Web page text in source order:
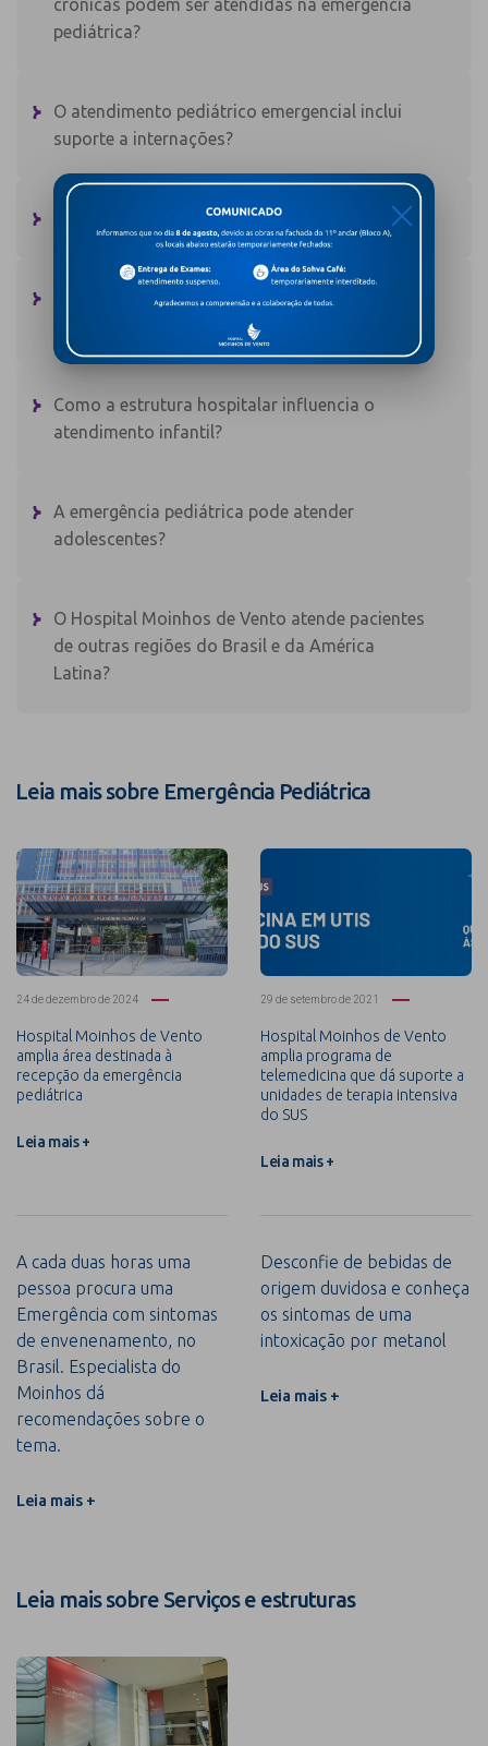
crônicas podem ser atendidas na emergência
pediátrica?
O atendimento pediátrico emergencial inclui
suporte a internações?
O que é classificação de risco em pediatria?
A emergência pediátrica oferece exames
laboratoriais e de imagem no local?
Como a estrutura hospitalar influencia o
atendimento infantil?
A emergência pediátrica pode atender
adolescentes?
O Hospital Moinhos de Vento atende pacientes
de outras regiões do Brasil e da América
Latina?
Leia mais sobre Emergência Pediátrica
24 de dezembro de 2024
Hospital Moinhos de Vento
amplia área destinada à
recepção da emergência
pediátrica
Leia mais +
29 de setembro de 2021
Hospital Moinhos de Vento
amplia programa de
telemedicina que dá suporte a
unidades de terapia intensiva
do SUS
Leia mais +
A cada duas horas uma
pessoa procura uma
Emergência com sintomas
de envenenamento, no
Brasil. Especialista do
Moinhos dá
recomendações sobre o
tema.
Leia mais +
Desconfie de bebidas de
origem duvidosa e conheça
os sintomas de uma
intoxicação por metanol
Leia mais +
Leia mais sobre Serviços e estruturas
X